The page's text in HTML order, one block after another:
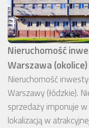
Nieruchomość
Warszawa (okolice)
Nieruchomość
Warszawy (łódzkie).
sprzedaży imponuje
lokalizacją w